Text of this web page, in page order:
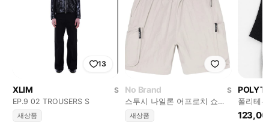
13
XLIM
S
EP.9 02 TROUSERS S
새상품
No Brand
S
스투시 나일론 어프로치 쇼츠
스톤 그레이S
새상품
폴리테
츠 블랙3